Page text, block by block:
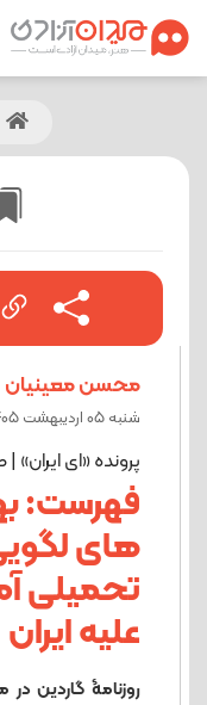
محسن معینیان
شنبه 05 اردیبهشت 1405 / خواندن: 1 دقیقه
پرونده «ای
فهرست:
های
تحمیلی
علیه ایران
روزنامۀ گاردین در